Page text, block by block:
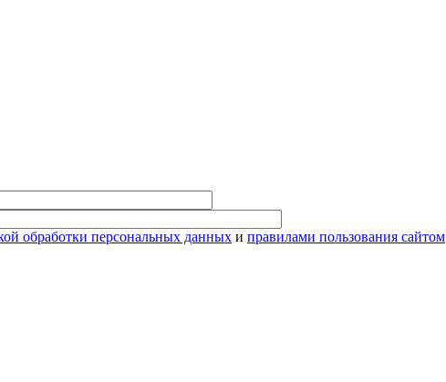
обработки персональных данных и правилами пользования сайтом